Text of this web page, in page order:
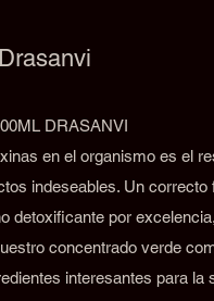
DRASANVI
en el organismo es el
indeseables. Un correcto
detoxificante por
concentrado verde
interesantes para la